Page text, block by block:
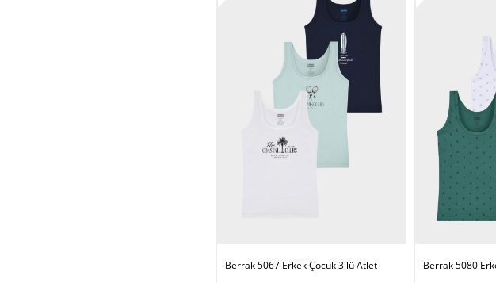
Berrak 5067 Erkek Çocuk 3'lü Atlet Berrak 5080